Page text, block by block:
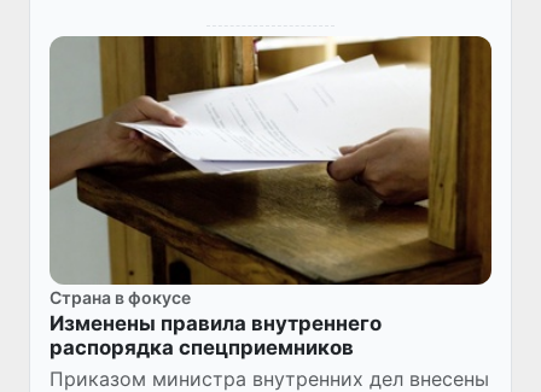
Страна в фокусе
Изменены правила внутреннего
распорядка спецприемников
Приказом министра внутренних дел внесены